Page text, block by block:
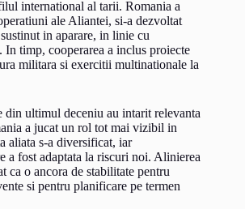
international al tarii. Romania a
ale Aliantei, si-a dezvoltat
in aparare, in linie cu
In timp, cooperarea a inclus proiecte
militara si exercitii multinationale la
din ultimul deceniu au intarit relevanta
a jucat un rol tot mai vizibil in
aliata s-a diversificat, iar
a fost adaptata la riscuri noi. Alinierea
ca o ancora de stabilitate pentru
si pentru planificare pe termen